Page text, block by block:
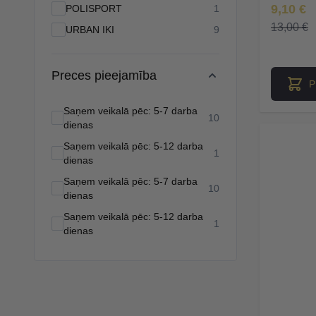
POLISPORT
1
products available
URBAN IKI
9 products available
Preces pieejamība
Saņem veikalā pēc: 5-7 darba
dienas
10
Saņem veikalā pēc: 5-12 darba
dienas
1
Saņem veikalā pēc: 5-7 darba
dienas
10
Saņem veikalā pēc: 5-12 darba
dienas
1
Īpaša
9,10 €
13,00 €